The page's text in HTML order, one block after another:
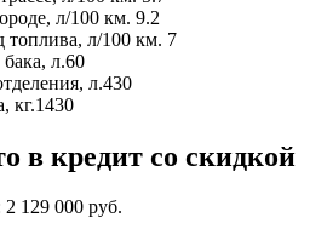
л/100 км. 9.2
л/100 км. 7
л.60
л.430
кг.1430
в кредит со скидкой
2 129 000 руб.